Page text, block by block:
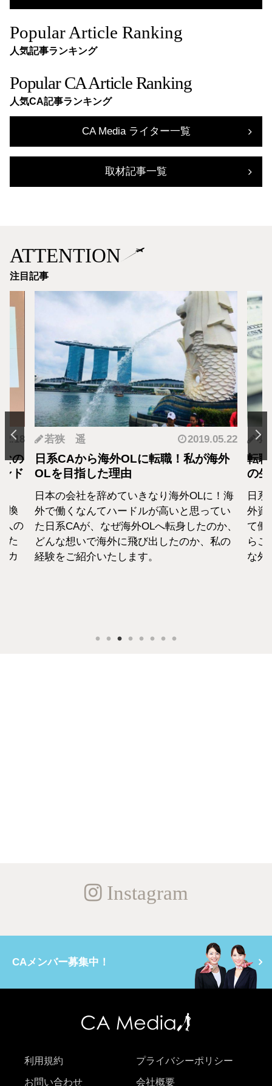
Popular Article Ranking
人気記事ランキング
Popular CA Article Ranking
人気CA記事ランキング
CA Media ライター一覧
取材記事一覧
ATTENTION
注目記事
の
ド
換
人の
た
カ
若狭 遥 2019.05.22
日系CAから海外OLに転職！私が海外
OLを目指した理由
日本の会社を辞めていきなり海外OLに！海
外で働くなんてハードルが高いと思ってい
た日系CAが、なぜ海外OLへ転身したのか、
どんな想いで海外に飛び出したのか、私の
経験をご紹介いたします。
羽
転
の
日
外資
て働
らこ
な外
Instagram
CAメンバー募集中！
利用規約 プライバシーポリシー
お問い合わせ 会社概要